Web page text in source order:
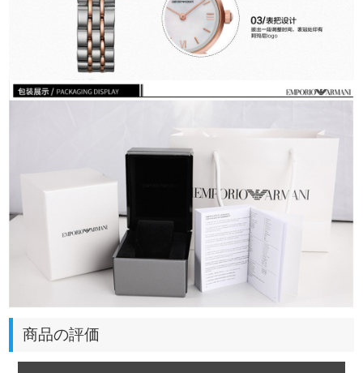
商品の評価